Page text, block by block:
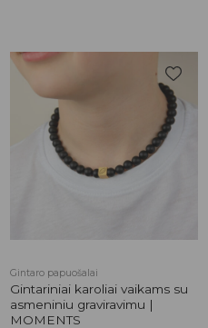
Pridėti į
patikusios
prekės
Gintaro papuošalai
Gintariniai karoliai vaikams su
asmeniniu graviravimu |
MOMENTS